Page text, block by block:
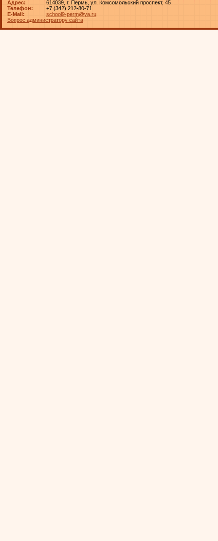
Адрес:
614039, г. Пермь, ул. Комсомольский проспект, 45
Телефон:
+7 (342) 212-80-71
E-Mail:
school9-perm@ya.ru
Вопрос администратору сайта